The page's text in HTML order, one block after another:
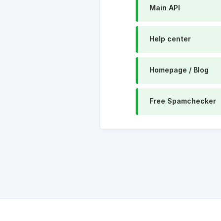
Main API
Help center
Homepage / Blog
Free Spamchecker